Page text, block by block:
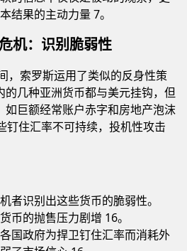
结果的主动力量 7。
机：识别脆弱性
，索罗斯运用了类似的反身性策
的几种亚洲货币都与美元挂钩，但
如巨额经常账户赤字和房地产泡沫
钉住汇率不可持续，投机性攻击
者识别出这些货币的脆弱性。
币的抛售压力剧增 16。
国政府为捍卫钉住汇率而消耗外